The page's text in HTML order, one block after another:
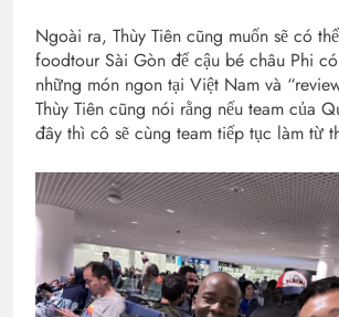
Ngoài ra, Thùy Tiên cũng muốn sẽ có
foodtour Sài Gòn để cậu bé châu Phi
những món ngon tại Việt Nam và
Thùy Tiên cũng nói rằng nếu team của
đây thì cô sẽ cùng team tiếp tục làm từ